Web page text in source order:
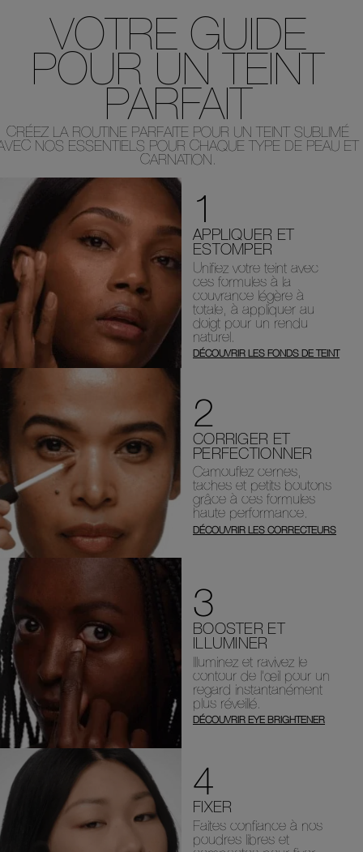
VOTRE GUIDE
POUR UN TEINT
PARFAIT
CRÉEZ LA ROUTINE PARFAITE POUR UN TEINT SUBLIMÉ
NOS ESSENTIELS POUR CHAQUE TYPE DE PEAU ET
CARNATION.
1
APPLIQUER ET
ESTOMPER
Unifiez votre teint avec
ces formules à la
couvrance légère à
totale, à appliquer au
doigt pour un rendu
naturel.
DÉCOUVRIR LES FONDS DE TEINT
2
CORRIGER ET
PERFECTIONNER
Camouflez cernes,
taches et petits boutons
grâce à ces formules
haute performance.
DÉCOUVRIR LES CORRECTEURS
3
BOOSTER ET
ILLUMINER
Illuminez et ravivez le
contour de l’œil pour un
regard instantanément
plus réveillé.
DÉCOUVRIR EYE BRIGHTENER
4
FIXER
Faites confiance à nos
poudres libres et